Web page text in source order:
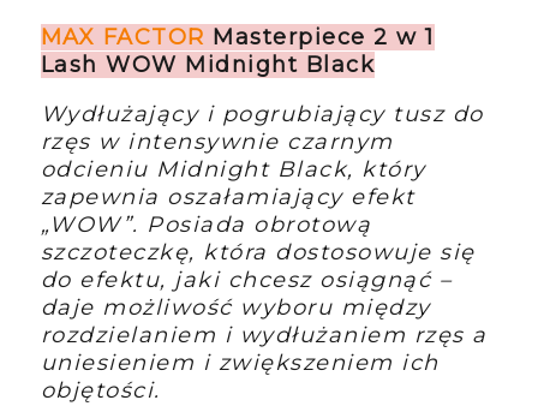
MAX FACTOR Masterpiece 2 w 1
Lash WOW Midnight Black
Wydłużający i pogrubiający tusz do
rzęs w intensywnie czarnym
odcieniu Midnight Black, który
zapewnia oszałamiający efekt
„WOW”. Posiada obrotową
szczoteczkę, która dostosowuje się
do efektu, jaki chcesz osiągnąć –
daje możliwość wyboru między
rozdzielaniem i wydłużaniem rzęs a
uniesieniem i zwiększeniem ich
objętości.